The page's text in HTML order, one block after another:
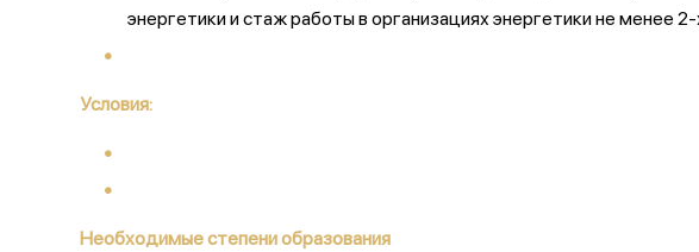
энергетики и стаж работы в организациях энергетики не менее
Условия:
Необходимые степени образования